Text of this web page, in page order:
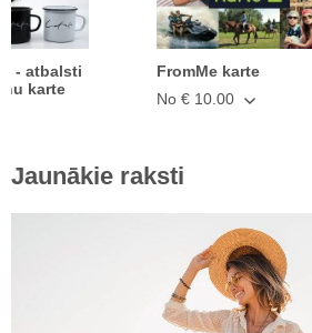
- atbalsti
karte
FromMe karte
No € 10.00
Jaunākie raksti